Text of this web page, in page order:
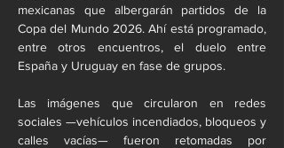
mexicanas que albergarán partidos de la
Copa del Mundo 2026. Ahí está programado,
entre otros encuentros, el duelo entre
España y Uruguay en fase de grupos.
Las imágenes que circularon en redes
sociales —vehículos incendiados, bloqueos y
calles vacías— fueron retomadas por